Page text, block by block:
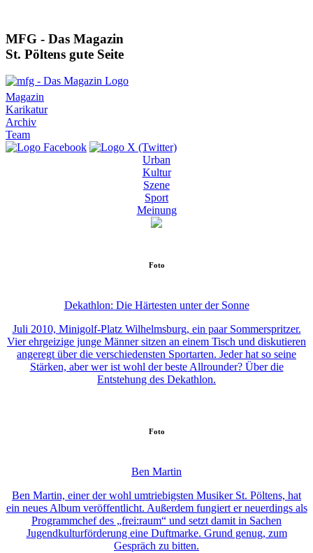
MFG - Das Magazin
St. Pöltens gute Seite
Magazin
Karikatur
Archiv
Team
Urban
Kultur
Szene
Sport
Meinung
Foto
Dekathlon: Die Härtesten unter der Sonne
Juli 2010, Minigolf-Platz Wilhelmsburg, ein paar Sommerspritzer.
Vier ehrgeizige junge Männer sitzen an einem Tisch und diskutieren
angeregt über die verschiedensten Sportarten. Jeder hat so seine
Stärken, aber wer ist wohl der beste Allrounder? Über die
Entstehung des Dekathlon.
Foto
Ben Martin
Ben Martin, einer der wohl umtriebigsten Musiker St. Pöltens, hat
ein neues Album veröffentlicht. Außerdem fungiert er neuerdings als
Programmchef des „frei:raum“ und setzt damit in Sachen
Jugendkulturförderung eine Duftmarke. Grund genug, zum
Gespräch zu bitten.